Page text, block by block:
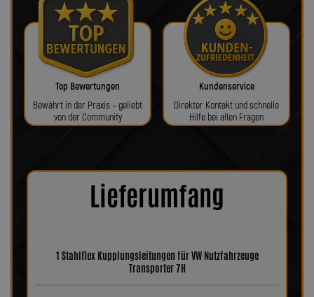
Top Bewertungen
Bewährt in der Praxis – geliebt
von der Community
Kundenservice
Direkter Kontakt und schnelle
Hilfe bei allen Fragen
Lieferumfang
1 Stahlflex Kupplungsleitungen für VW Nutzfahrzeuge
Transporter 7H